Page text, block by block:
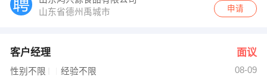
山东省德州禹城市
申请
客户经理 面议
性别不限 经验不限
08-09